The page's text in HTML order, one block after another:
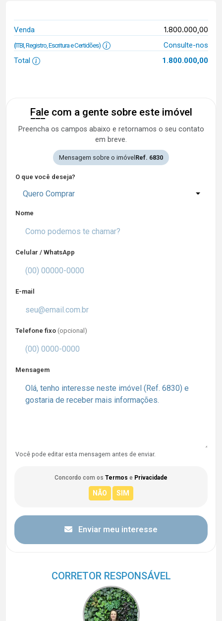
Venda 1.800.000,00
(ITBI, Registro, Escritura e Certidões)
Consulte-nos
Total
1.800.000,00
Fale com a gente sobre este imóvel
Preencha os campos abaixo e retornamos o seu contato
em breve.
Mensagem sobre o imóvel Ref. 6830
O que você deseja?
Quero Comprar
Nome
Celular / WhatsApp
E-mail
Telefone fixo (opcional)
Mensagem
Você pode editar esta mensagem antes de enviar.
Concordo com os Termos e Privacidade
Enviar meu interesse
CORRETOR RESPONSÁVEL